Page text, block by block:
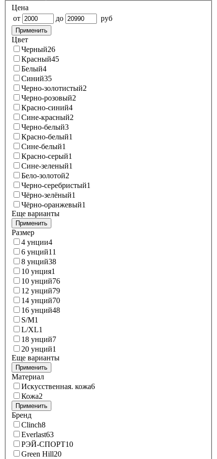
Цена
от
до руб
Применить
Цвет
Черный26
Красный45
Белый4
Синий35
Черно-золотистый2
Черно-розовый2
Красно-синий4
Сине-красный2
Черно-белый3
Красно-белый1
Сине-белый1
Красно-серый1
Сине-зеленый1
Бело-золотой2
Черно-серебристый1
Чёрно-зелёный1
Чёрно-оранжевый1
Еще варианты
Применить
Размер
4 унции4
6 унций11
8 унций38
10 унция1
10 унций76
12 унций79
14 унций70
16 унций48
S/M1
L/XL1
18 унций7
20 унций1
Еще варианты
Применить
Материал
Искусственная. кожа6
Кожа2
Применить
Бренд
Clinch8
Everlast63
РЭЙ-СПОРТ10
Green Hill20